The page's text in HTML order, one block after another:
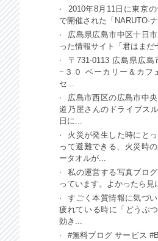
2010年8月11日に東京
で開催された「NARUTO-
広島県広島市中区十日
った情報サイト「君はまだ
〒731-0113 広島県広
−３０ ベーカリー＆カフ
セ...
広島市西区の広島市中
道乃屋さんのドライブス
日に...
火災が発生した時にと
って避難できる、火災時
ータオルが...
私の運営する写真ブロ
っています。よかったら見
すごく本質情報に気づ
疲れている時に「どうぶ
効き...
#無料ブログ サービス